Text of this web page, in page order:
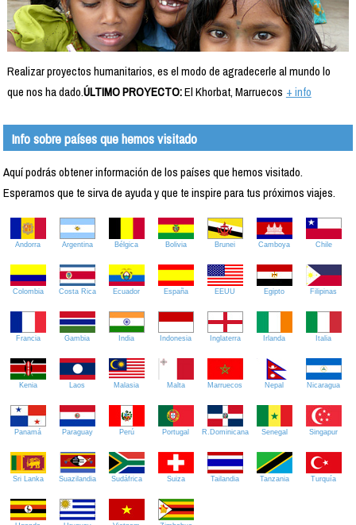
Realizar proyectos humanitarios, es el modo de agradecerle al mundo lo
que nos ha dado.ÚLTIMO PROYECTO:El Khorbat, Marruecos + info
Info sobre países que hemos visitado
Aquí podrás obtener información de los países que hemos visitado.
Esperamos que te sirva de ayuda y que te inspire para tus próximos viajes.
Andorra Argentina Bélgica Bolivia Brunei Camboya Chile
Colombia Costa Rica Ecuador España EEUU Egipto Filipinas
Francia Gambia India Indonesia Inglaterra Irlanda Italia
Kenia Laos Malasia Malta Marruecos Nepal Nicaragua
Panamá Paraguay Perú Portugal R.Dominicana Senegal Singapur
Sri Lanka Suazilandia Sudáfrica Suiza Tailandia Tanzania Turquía